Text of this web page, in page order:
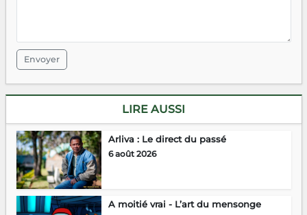
Envoyer
LIRE AUSSI
Arliva : Le direct du passé
6 août 2026
A moitié vrai - L’art du mensonge